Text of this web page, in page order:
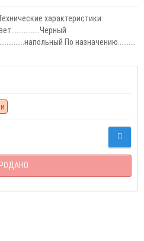
характеристики:
По назначению..........